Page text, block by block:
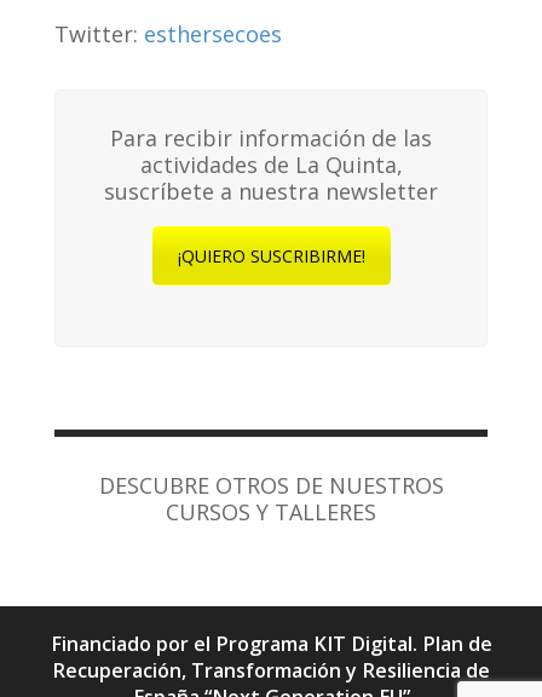
Twitter: esthersecoes
Para recibir información de las
actividades de La Quinta,
suscríbete a nuestra newsletter
¡QUIERO SUSCRIBIRME!
DESCUBRE OTROS DE NUESTROS
CURSOS Y TALLERES
Financiado por el Programa KIT Digital. Plan de
Recuperación, Transformación y Resiliencia de